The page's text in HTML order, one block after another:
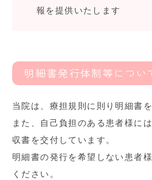
報を提供いたします
明細書発行体制等につい
当院は、療担規則に則り明細書
また、自己負担のある患者様に
収書を交付しています。
明細書の発行を希望しない患者
ください。